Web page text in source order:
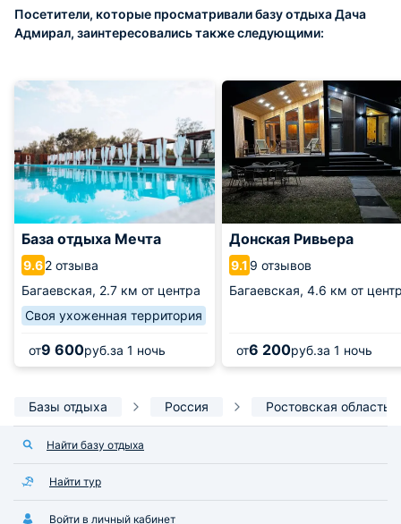
Посетители, которые просматривали базу отдыха Дача
Адмирал, заинтересовались также следующими:
База отдыха Мечта
9.62 отзыва
Багаевская, 2.7 км от центра
Своя ухоженная территория
от9 600руб.за 1 ночь
Донская Ривьера
9.1 9 отзывов
Багаевская, 4.6 км от
от6 200руб.за 1 ночь
Базы отдыха Россия Ростовская область
Найти базу отдыха
Найти тур
Войти в личный кабинет